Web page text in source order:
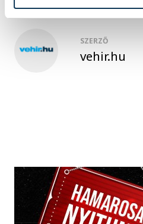
SZERZŐ
vehir.hu